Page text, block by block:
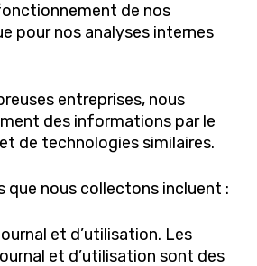
de nos
pour nos analyses internes
entreprises, nous
des informations par le
de technologies similaires.
que nous collectons incluent :
et d’utilisation. Les
et d’utilisation sont des